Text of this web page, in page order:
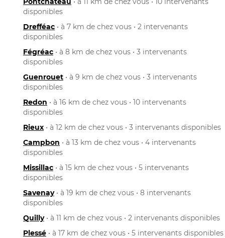
disponibles
Drefféac • à 7 km de chez vous • 2 intervenants
disponibles
Fégréac • à 8 km de chez vous • 3 intervenants
disponibles
Guenrouet • à 9 km de chez vous • 3 intervenants
disponibles
Redon • à 16 km de chez vous • 10 intervenants
disponibles
Rieux • à 12 km de chez vous • 3 intervenants disponibles
Campbon • à 13 km de chez vous • 4 intervenants
disponibles
Missillac • à 15 km de chez vous • 5 intervenants
disponibles
Savenay• à 19 km de chez vous • 8 intervenants
disponibles
Quilly• à 11 km de chez vous • 2 intervenants disponibles
Plessé • à 17 km de chez vous • 5 intervenants disponibles